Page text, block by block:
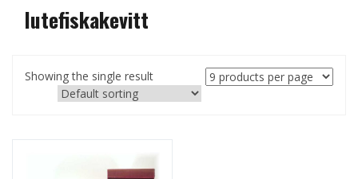
lutefiskakevitt
Showing the single result